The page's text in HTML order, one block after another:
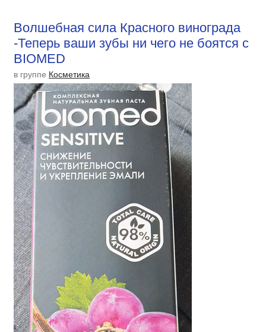
Волшебная сила Красного винограда
-Теперь ваши зубы ни чего не боятся с
BIOMED
в группе Косметика